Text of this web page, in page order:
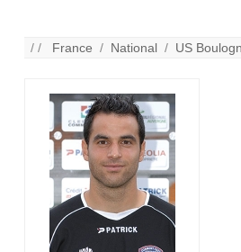
/ / France / National / US